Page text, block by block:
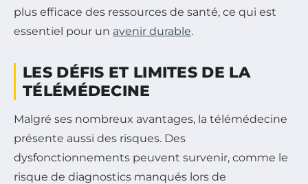
plus efficace des ressources de santé, ce qui est
essentiel pour un avenir durable.
LES DÉFIS ET LIMITES DE LA
TÉLÉMÉDECINE
Malgré ses nombreux avantages, la télémédecine
présente aussi des risques. Des
dysfonctionnements peuvent survenir, comme le
risque de diagnostics manqués lors de